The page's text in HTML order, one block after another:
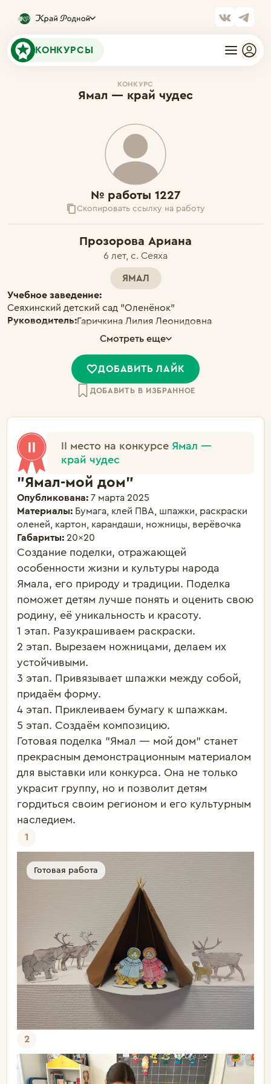
КОНКУРСЫ
КОНКУРС
Ямал — край чудес
№ работы 1227
Скопировать ссылку на работу
Прозорова Ариана
6 лет, с. Сеяха
ЯМАЛ
Учебное заведение:
Сеяхинский детский сад "Оленёнок"
Руководитель:Гаричкина Лилия Леонидовна
Смотреть еще
ДОБАВИТЬ ЛАЙК
ДОБАВИТЬ В ИЗБРАННОЕ
II место на конкурсе Ямал —
край чудес
"Ямал-мой дом"
Опубликована: 7 марта 2025
Материалы: Бумага, клей ПВА, шпажки, раскраски
оленей, картон, карандаши, ножницы, верёвочка
Габариты: 20×20
Создание поделки, отражающей
особенности жизни и культуры народа
Ямала, его природу и традиции. Поделка
поможет детям лучше понять и оценить свою
родину, её уникальность и красоту.
1 этап. Разукрашиваем раскраски.
2 этап. Вырезаем ножницами, делаем их
устойчивыми.
3 этап. Привязывает шпажки между собой,
придаём форму.
4 этап. Приклеиваем бумагу к шпажкам.
5 этап. Создаём композицию.
Готовая поделка "Ямал — мой дом" станет
прекрасным демонстрационным материалом
для выставки или конкурса. Она не только
украсит группу, но и позволит детям
гордиться своим регионом и его культурным
наследием.
1
Готовая работа
2